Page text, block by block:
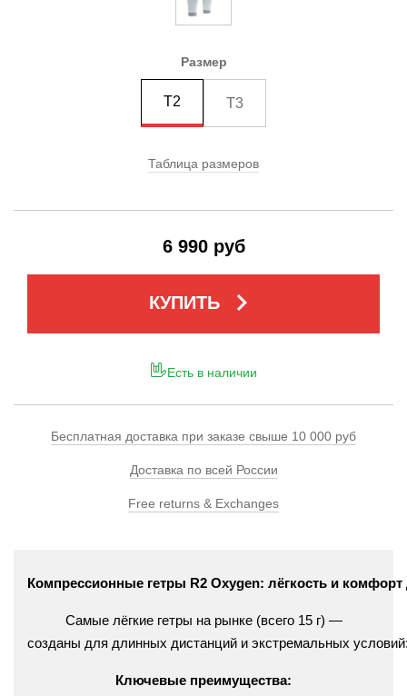
Размер
T2 T3
Таблица размеров
6 990 руб
КУПИТЬ keyboard_arrow_right
Есть в наличии
Бесплатная доставка при заказе свыше 10 000 руб
Доставка по всей России
Free returns & Exchanges
Компрессионные гетры R2 Oxygen: лёгкость и комфорт
Самые лёгкие гетры на рынке (всего 15г) —
созданы для длинных дистанций и экстремальных
Ключевые преимущества: